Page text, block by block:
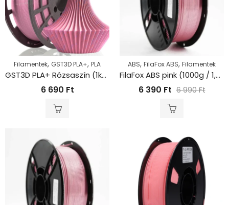
Filamentek, GST3D PLA+, PLA
GST3D PLA+ Rózsaszín (1kg – 1,75mm)
6 690 Ft
ABS, FilaFox ABS, Filamentek
FilaFox ABS pink (1000g / 1,75mm)
6 390 Ft 6 990Ft